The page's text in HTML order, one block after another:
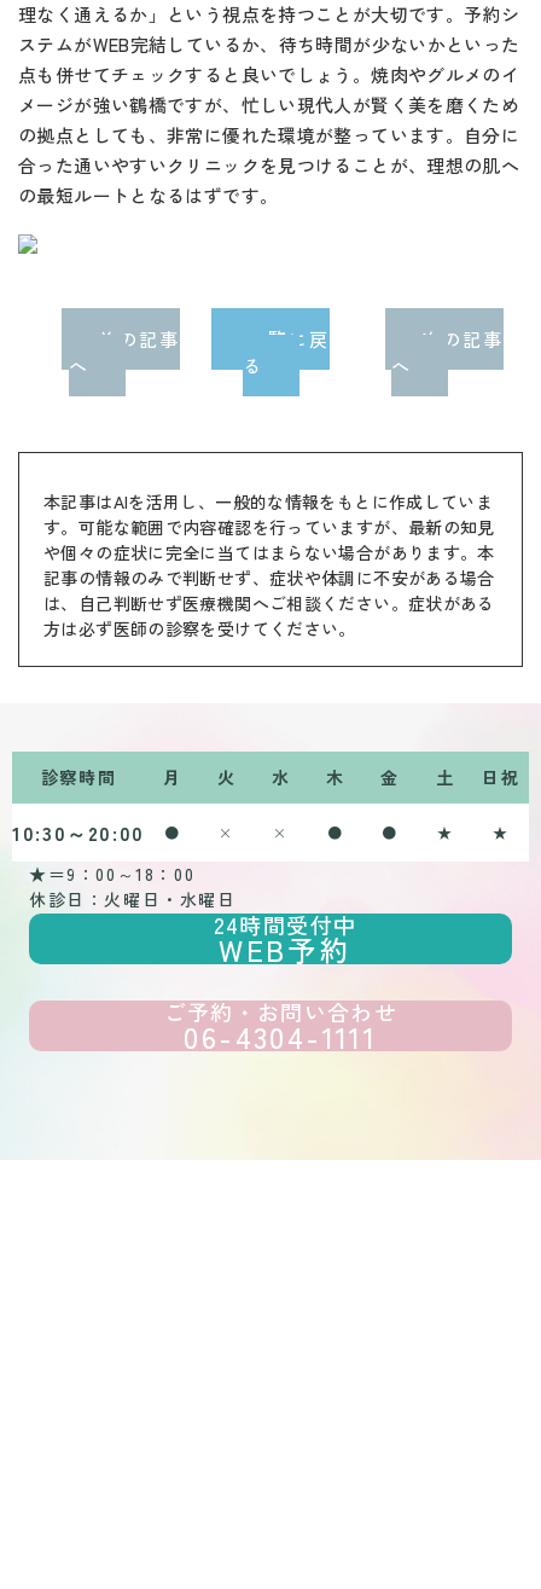
理なく通えるか」という視点を持つことが大切です。予約シ
ステムがWEB完結しているか、待ち時間が少ないかといった
点も併せてチェックすると良いでしょう。焼肉やグルメのイ
メージが強い鶴橋ですが、忙しい現代人が賢く美を磨くため
の拠点としても、非常に優れた環境が整っています。自分に
合った通いやすいクリニックを見つけることが、理想の肌へ
の最短ルートとなるはずです。
前の記事
へ
一覧に戻
る
次の記事
へ
本記事はAIを活用し、一般的な情報をもとに作成していま
す。可能な範囲で内容確認を行っていますが、最新の知見
や個々の症状に完全に当てはまらない場合があります。本
記事の情報のみで判断せず、症状や体調に不安がある場合
は、自己判断せず医療機関へご相談ください。症状がある
方は必ず医師の診察を受けてください。
診察時間 月 火 水 木 金 土 日祝
10:30～20:00 ● × × ● ● ★ ★
★＝9：00～18：00
休診日：火曜日・水曜日
24時間受付中
WEB予約
ご予約・お問い合わせ
06-4304-1111